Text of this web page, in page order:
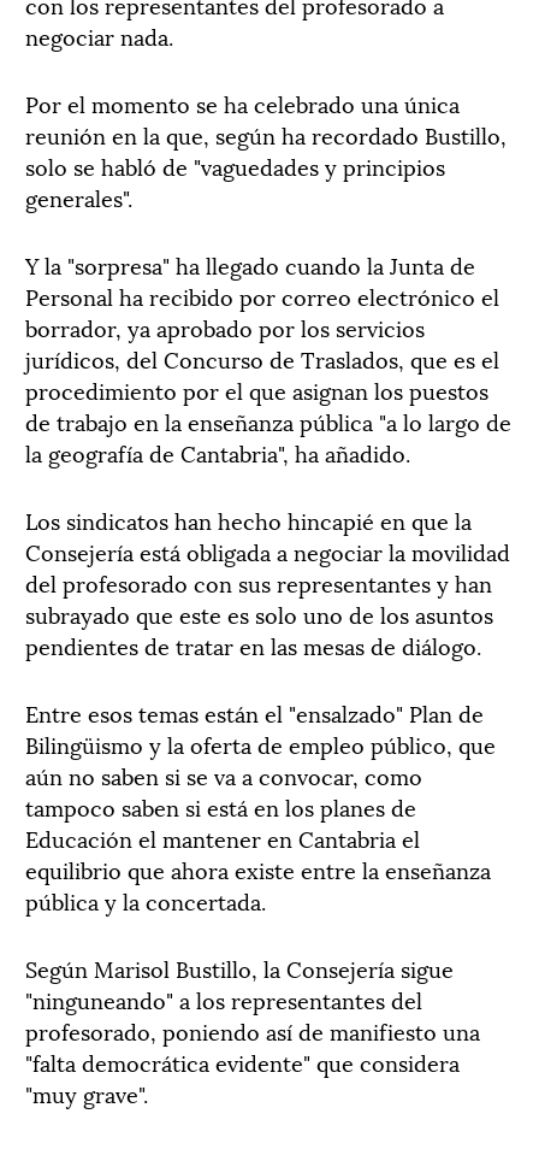
negociar nada.
Por el momento se ha celebrado una única
reunión en la que, según ha recordado Bustillo,
solo se habló de "vaguedades y principios
generales".
Y la "sorpresa" ha llegado cuando la Junta de
Personal ha recibido por correo electrónico el
borrador, ya aprobado por los servicios
jurídicos, del Concurso de Traslados, que es el
procedimiento por el que asignan los puestos
de trabajo en la enseñanza pública "a lo largo de
la geografía de Cantabria", ha añadido.
Los sindicatos han hecho hincapié en que la
Consejería está obligada a negociar la movilidad
del profesorado con sus representantes y han
subrayado que este es solo uno de los asuntos
pendientes de tratar en las mesas de diálogo.
Entre esos temas están el "ensalzado" Plan de
Bilingüismo y la oferta de empleo público, que
aún no saben si se va a convocar, como
tampoco saben si está en los planes de
Educación el mantener en Cantabria el
equilibrio que ahora existe entre la enseñanza
pública y la concertada.
Según Marisol Bustillo, la Consejería sigue
"ninguneando" a los representantes del
profesorado, poniendo así de manifiesto una
"falta democrática evidente" que considera
"muy grave".